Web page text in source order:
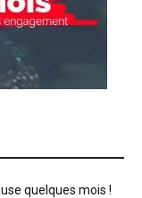
quelques mois !